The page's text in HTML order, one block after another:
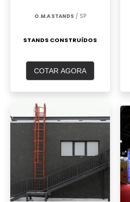
O.M.A STANDS / SP
STANDS CONSTRUÍDOS
COTAR AGORA